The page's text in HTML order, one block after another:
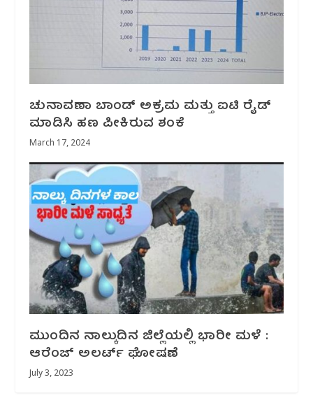
ಚುನಾವಣಾ ಬಾಂಡ್ ಅಕ್ರಮ ಮತ್ತು ಐಟಿ ರೈಡ್
ಮಾಡಿಸಿ ಹಣ ಪೀಕಿರುವ ಶಂಕೆ
March 17, 2024
ಮುಂದಿನ ನಾಲ್ಕುದಿನ ಜಿಲ್ಲೆಯಲ್ಲಿ ಭಾರೀ ಮಳೆ :
ಆರೆಂಜ್ ಅಲರ್ಟ್ ಘೋಷಣೆ
July 3, 2023